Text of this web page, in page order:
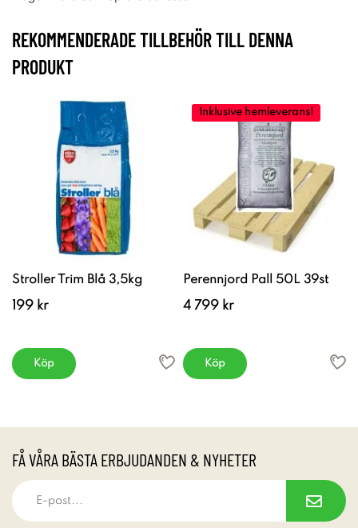
REKOMMENDERADE TILLBEHÖR TILL DENNA
PRODUKT
Stroller Trim Blå 3,5kg
199 kr
Köp
Inklusive hemleverans!
Perennjord Pall 50L 39st
4 799 kr
Köp
FÅ VÅRA BÄSTA ERBJUDANDEN & NYHETER